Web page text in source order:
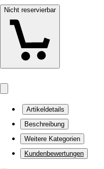
Nicht reservierbar
Artikeldetails
Beschreibung
Weitere Kategorien
Kundenbewertungen